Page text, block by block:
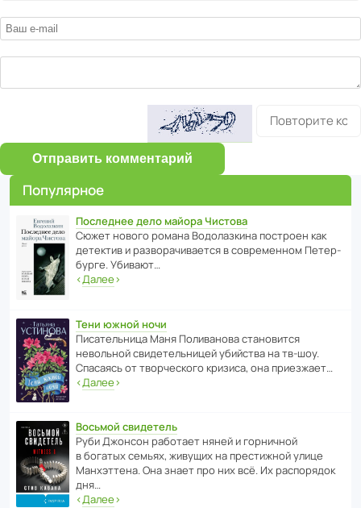
Отправить комментарий
Популярное
Последнее дело майора Чистова
Сюжет нового романа Водо­ла­з­кина пост­роен как
дете­ктив и разво­ра­чи­ва­ется в совре­менном Пете­р­
бурге. Убивают…
‹Далее›
Тени южной ночи
Писа­тель­ница Маня Поли­ва­нова стано­вится
невольной свиде­тель­ницей убийства на тв-шоу.
Спасаясь от твор­че­с­кого кризиса, она приезжает…
‹Далее›
Восьмой свидетель
Руби Джонсон рабо­тает няней и горни­чной
в богатых семьях, живущих на прес­ти­жной улице
Манх­эт­тена. Она знает про них всё. Их распо­рядок
дня…
‹Далее›